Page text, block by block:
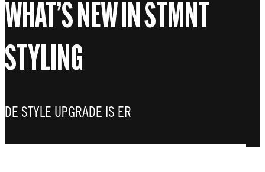
WHAT’S NEW IN STMNT
STYLING
DE STYLE UPGRADE IS ER